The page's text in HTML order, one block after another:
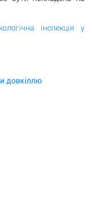
інспекція у
довкіллю